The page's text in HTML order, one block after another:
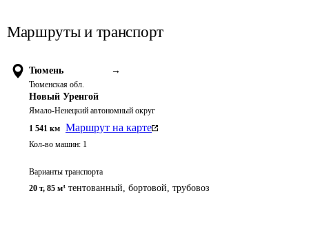
Маршруты и транспорт
Тюмень →
Тюменская обл.
Новый Уренгой
Ямало-Ненецкий автономный округ
1 541 км Маршрут на карте
Кол-во машин: 1
Варианты транспорта
20 т, 85 м³ тентованный, бортовой, трубовоз